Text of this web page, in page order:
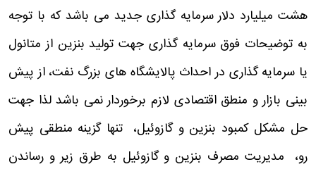
هشت میلیارد دلار سرمایه گذاری جدید می باشد که با توجه
به توضیحات فوق سرمایه گذاری جهت تولید بنزین از متانول
یا سرمایه گذاری در احداث پالایشگاه های بزرگ نفت، از پیش
بینی بازار و منطق اقتصادی لازم برخوردار نمی باشد لذا جهت
حل مشکل کمبود بنزین و گازوئیل، تنها گزینه منطقی پیش
رو، مدیریت مصرف بنزین و گازوئیل به طرق زیر و رساندن